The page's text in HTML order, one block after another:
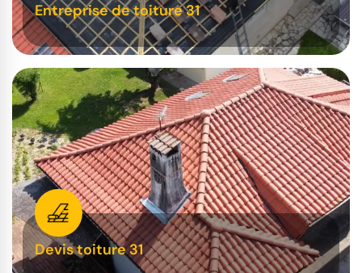
Entreprise de toiture 31
Devis toiture 31